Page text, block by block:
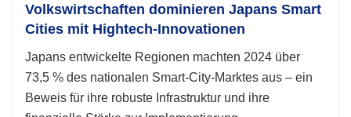
Volkswirtschaften dominieren Japans Smart
Cities mit Hightech-Innovationen
Japans entwickelte Regionen machten 2024 über
73,5 % des nationalen Smart-City-Marktes aus – ein
Beweis für ihre robuste Infrastruktur und ihre